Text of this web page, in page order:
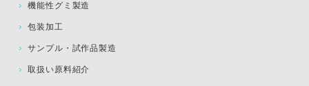
機能性グミ製造
包装加工
サンプル・試作品製造
取扱い原料紹介